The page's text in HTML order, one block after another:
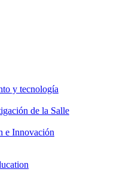
y tecnología
de la Salle
e Innovación